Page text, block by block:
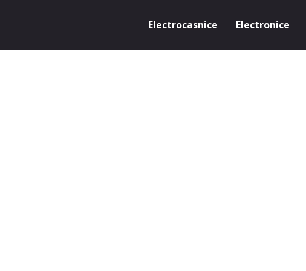
Electrocasnice Electronice